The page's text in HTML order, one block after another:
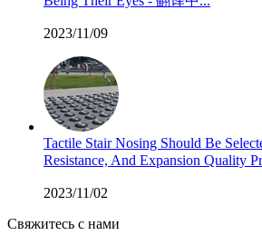
2023/11/09
Tactile Stair Nosing Should Be
Resistance, And Expansion Quality
2023/11/02
Свяжитесь с нами